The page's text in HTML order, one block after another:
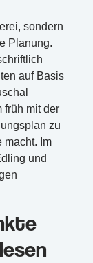
sondern
Planung.
auf Basis
früh mit der
zu
macht. Im
und